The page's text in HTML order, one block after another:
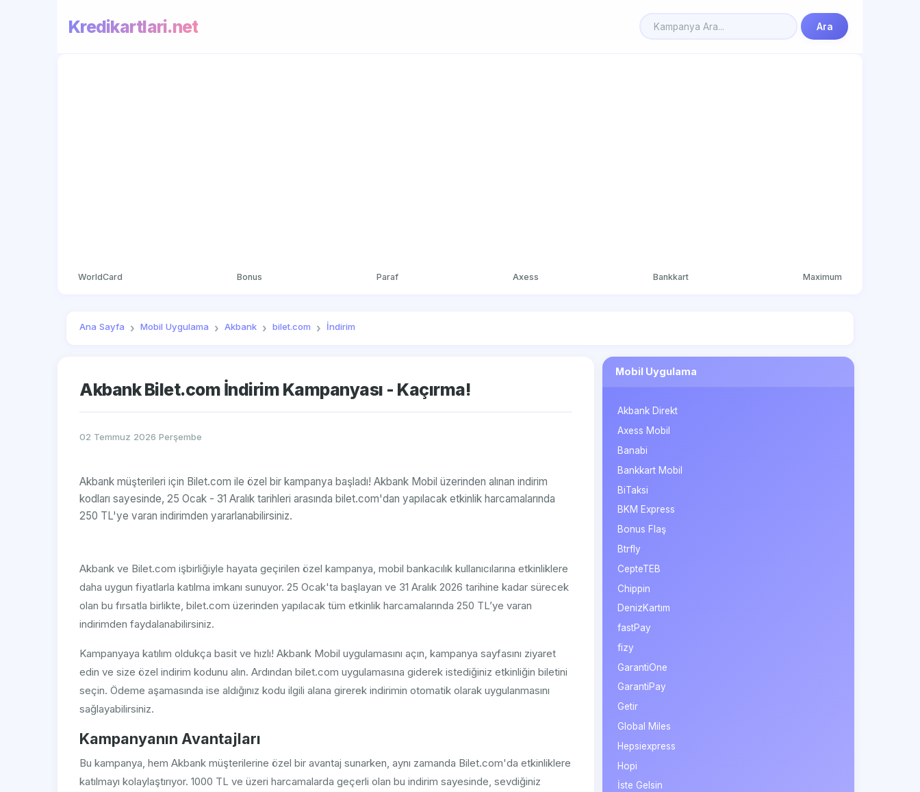
Kredikartlari.net Ara
WorldCard Bonus Paraf Axess Bankkart Maximum
Ana Sayfa Mobil Uygulama Akbank bilet.com İndirim
Akbank Bilet.com İndirim Kampanyası - Kaçırma!
02 Temmuz 2026 Perşembe
Akbank müşterileri için Bilet.com ile özel bir kampanya başladı! Akbank Mobil üzerinden alınan indirim
kodları sayesinde, 25 Ocak - 31 Aralık tarihleri arasında bilet.com'dan yapılacak etkinlik harcamalarında
250 TL'ye varan indirimden yararlanabilirsiniz.
Akbank ve Bilet.com işbirliğiyle hayata geçirilen özel kampanya, mobil bankacılık kullanıcılarına etkinliklere
daha uygun fiyatlarla katılma imkanı sunuyor. 25 Ocak'ta başlayan ve 31 Aralık 2026 tarihine kadar sürecek
olan bu fırsatla birlikte, bilet.com üzerinden yapılacak tüm etkinlik harcamalarında 250 TL’ye varan
indirimden faydalanabilirsiniz.
Kampanyaya katılım oldukça basit ve hızlı! Akbank Mobil uygulamasını açın, kampanya sayfasını ziyaret
edin ve size özel indirim kodunu alın. Ardından bilet.com uygulamasına giderek istediğiniz etkinliğin biletini
seçin. Ödeme aşamasında ise aldığınız kodu ilgili alana girerek indirimin otomatik olarak uygulanmasını
sağlayabilirsiniz.
Kampanyanın Avantajları
Bu kampanya, hem Akbank müşterilerine özel bir avantaj sunarken, aynı zamanda Bilet.com'da etkinliklere
katılmayı kolaylaştırıyor. 1000 TL ve üzeri harcamalarda geçerli olan bu indirim sayesinde, sevdiğiniz
Mobil Uygulama
Akbank Direkt
Axess Mobil
Banabi
Bankkart Mobil
BiTaksi
BKM Express
Bonus Flaş
Btrfly
CepteTEB
Chippin
DenizKartım
fastPay
fizy
GarantiOne
GarantiPay
Getir
Global Miles
Hepsiexpress
Hopi
İste Gelsin